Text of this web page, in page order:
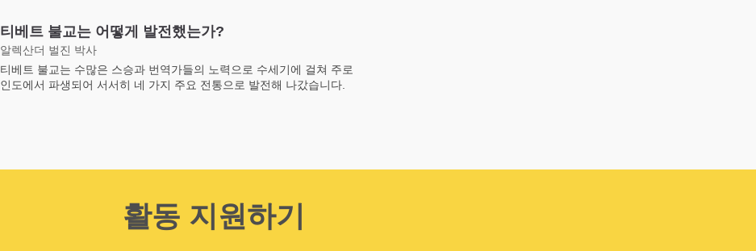
티베트 불교는 어떻게 발전했는가?
알렉산더 벌진 박사
티베트 불교는 수많은 스승과 번역가들의 노력으로 수세기에 걸쳐 주로
인도에서 파생되어 서서히 네 가지 주요 전통으로 발전해 나갔습니다.
활동 지원하기